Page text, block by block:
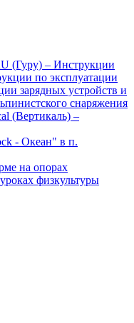
(Гуру) – Инструкции
по эксплуатации
зарядных устройств и
снаряжения
(Вертикаль) –
- Океан" в п.
на опорах
физкультуры